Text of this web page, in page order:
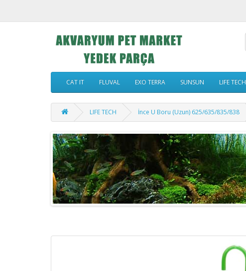
CAT IT FLUVAL EXO TERRA SUNSUN LIFE TECH
LIFE TECH İnce U Boru (Uzun) 625/635/835/838